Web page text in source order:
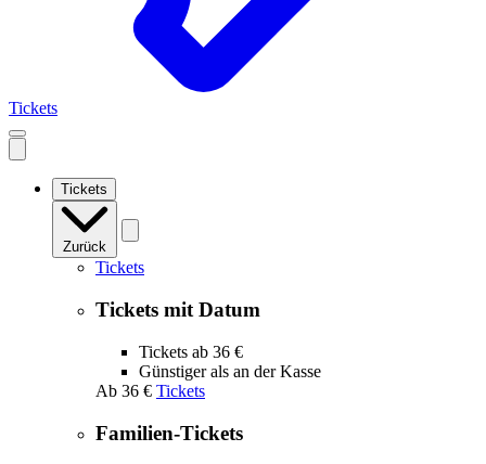
Tickets
Open
mobile
navigation
Tickets
Zurück
Tickets
Tickets mit Datum
Tickets ab 36 €
Günstiger als an der Kasse
Ab 36 € Tickets
Familien-Tickets